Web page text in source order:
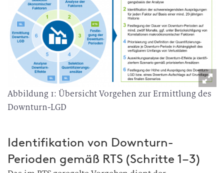
Abbildung 1: Übersicht Vorgehen zur Ermittlung des
Downturn-LGD
Identifikation von Downturn-
Perioden gemäß RTS (Schritte 1–3)